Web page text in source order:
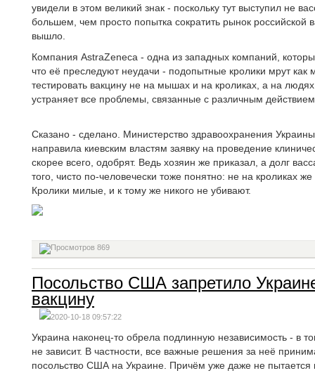
увидели в этом великий знак - поскольку тут выступил не
большем, чем просто попытка сократить рынок российской
вышло.
Компания AstraZeneca - одна из западных компаний,
что её преследуют неудачи - подопытные кролики мрут как
тестировать вакцину не на мышах и на кроликах, а на
устраняет все проблемы, связанные с различным
Сказано - сделано. Министерство здравоохранения
направила киевским властям заявку на проведение
скорее всего, одобрят. Ведь хозяин же приказал, а долг
того, чисто по-человечески тоже понятно: не на кроликах
Кролики милые, и к тому же никого не убивают.
869
Посольство США запретило
вакцину
2020-10-18 09:57:22
Украина наконец-то обрела подлинную независимость - в
не зависит. В частности, все важные решения за неё
посольство США на Украине. Причём уже даже не пытается